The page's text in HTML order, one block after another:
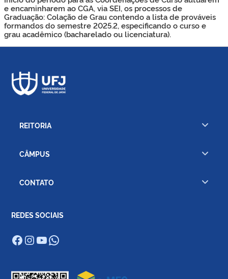
e encaminharem ao CGA, via SEI, os processos de
Graduação: Colação de Grau contendo a lista de prováveis
formandos do semestre 2025.2, especificando o curso e
grau acadêmico (bacharelado ou licenciatura).
REITORIA
CÂMPUS
CONTATO
REDES SOCIAIS
Facebook
Instagram
Youtube
WhatsApp